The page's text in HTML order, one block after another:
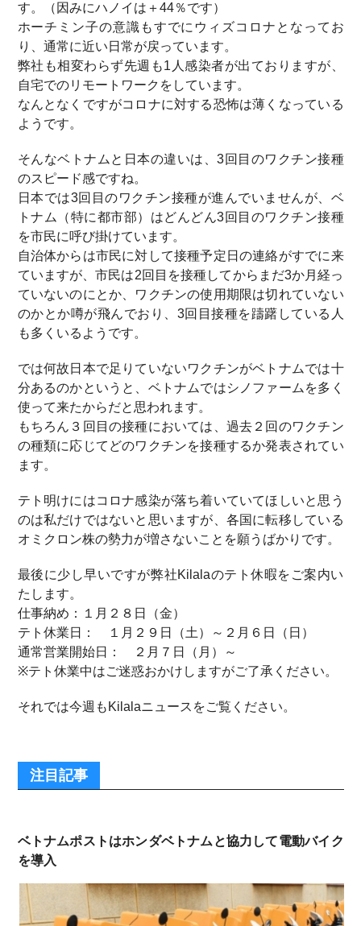
す。（因みにハノイは＋44％です）
ホーチミン子の意識もすでにウィズコロナとなってお
り、通常に近い日常が戻っています。
弊社も相変わらず先週も1人感染者が出ておりますが、
自宅でのリモートワークをしています。
なんとなくですがコロナに対する恐怖は薄くなっている
ようです。
そんなベトナムと日本の違いは、3回目のワクチン接種
のスピード感ですね。
日本では3回目のワクチン接種が進んでいませんが、ベ
トナム（特に都市部）はどんどん3回目のワクチン接種
を市民に呼び掛けています。
自治体からは市民に対して接種予定日の連絡がすでに来
ていますが、市民は2回目を接種してからまだ3か月経っ
ていないのにとか、ワクチンの使用期限は切れていない
のかとか噂が飛んでおり、3回目接種を躊躇している人
も多くいるようです。
では何故日本で足りていないワクチンがベトナムでは十
分あるのかというと、ベトナムではシノファームを多く
使って来たからだと思われます。
もちろん３回目の接種においては、過去２回のワクチン
の種類に応じてどのワクチンを接種するか発表されてい
ます。
テト明けにはコロナ感染が落ち着いていてほしいと思う
のは私だけではないと思いますが、各国に転移している
オミクロン株の勢力が増さないことを願うばかりです。
最後に少し早いですが弊社Kilalaのテト休暇をご案内い
たします。
仕事納め：１月２８日（金）
テト休業日： １月２９日（土）～２月６日（日）
通常営業開始日： ２月７日（月）～
※テト休業中はご迷惑おかけしますがご了承ください。
それでは今週もKilalaニュースをご覧ください。
注目記事
ベトナムポストはホンダベトナムと協力して電動バイク
を導入